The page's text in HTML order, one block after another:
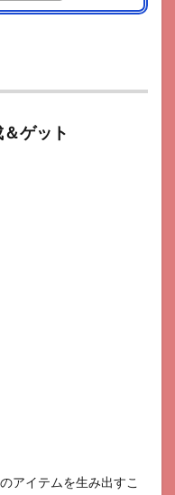
ゲット
アイテムを生み出すこ